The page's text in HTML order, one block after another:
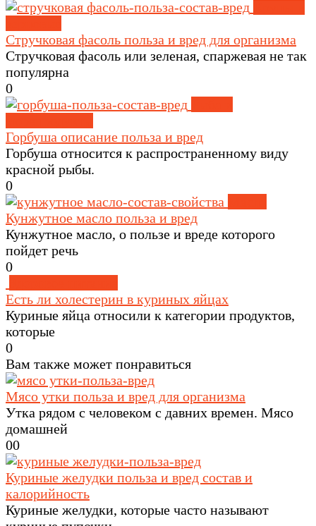
Стручковая фасоль польза и вред для организма
Стручковая фасоль или зеленая, спаржевая не так
популярна
0
Горбуша описание польза и вред
Горбуша относится к распространенному виду
красной рыбы.
0
Кунжутное масло польза и вред
Кунжутное масло, о пользе и вреде которого
пойдет речь
0
Есть ли холестерин в куриных яйцах
Куриные яйца относили к категории продуктов,
которые
0
Вам также может понравиться
Мясо утки польза и вред для организма
Утка рядом с человеком с давних времен. Мясо
домашней
00
Куриные желудки польза и вред состав и
калорийность
Куриные желудки, которые часто называют